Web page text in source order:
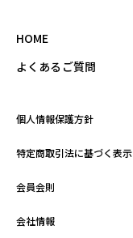
HOME
よくあるご質問
個人情報保護方針
特定商取引法に基づく表示
会員会則
会社情報